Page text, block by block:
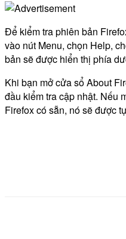
Để kiểm tra phiên bản
vào nút Menu, chọn Help,
bản sẽ được hiển thị phía
Khi bạn mở cửa sổ About
đầu kiểm tra cập nhật. Nếu
Firefox có sẵn, nó sẽ được